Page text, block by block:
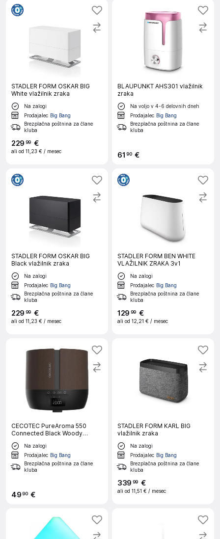
STADLER FORM OSKAR BIG
White vlažilnik zraka
Na zalogi
Prodajalec Big Bang
Brezplačna poštnina za člane
kluba
229 99 €
ali od 11,23 € / mesec
BLAUPUNKT AHS301 vlažilnik
zraka
Na voljo v 4-6 delovnih dneh
Prodajalec Big Bang
Brezplačna poštnina za člane
kluba
61 90 €
STADLER FORM OSKAR BIG
Black vlažilnik zraka
Na zalogi
Prodajalec Big Bang
Brezplačna poštnina za člane
kluba
229 99 €
ali od 11,23 € / mesec
STADLER FORM BEN WHITE
VLAŽILNIK ZRAKA 3v1
Na zalogi
Prodajalec Big Bang
Brezplačna poštnina za člane
kluba
129 99 €
ali od 12,21 € / mesec
CECOTEC PureAroma 550
Connected Black Woody
difuzor arome
Na zalogi
Prodajalec Big Bang
Brezplačna poštnina za člane
kluba
4990 €
STADLER FORM KARL BIG
vlažilnik zraka
Na zalogi
Prodajalec Big Bang
Brezplačna poštnina za člane
kluba
339 99 €
ali od 11,51 € / mesec